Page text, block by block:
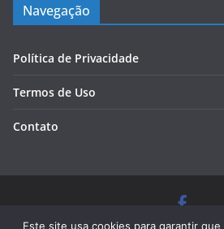
Navegação
Política de Privacidade
Termos de Uso
Contato
Copyright © 2026 Blog Cursos de
Este site usa cookies para garantir